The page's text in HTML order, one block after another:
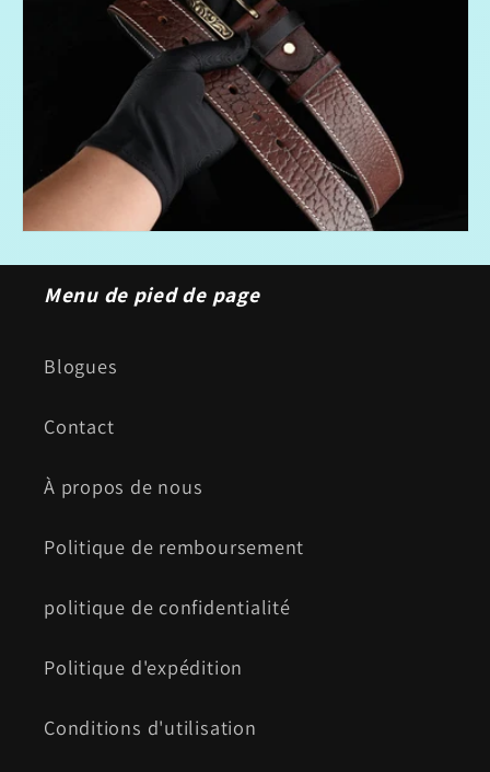
Menu de pied de page
Blogues
Contact
À propos de nous
Politique de remboursement
politique de confidentialité
Politique d'expédition
Conditions d'utilisation